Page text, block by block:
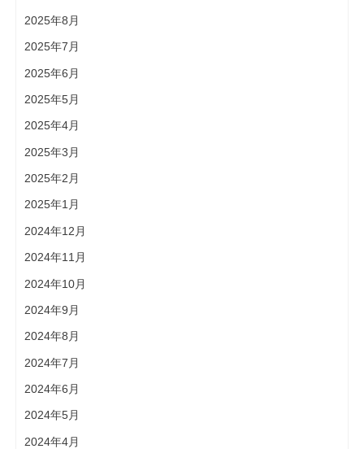
2025年8月
2025年7月
2025年6月
2025年5月
2025年4月
2025年3月
2025年2月
2025年1月
2024年12月
2024年11月
2024年10月
2024年9月
2024年8月
2024年7月
2024年6月
2024年5月
2024年4月